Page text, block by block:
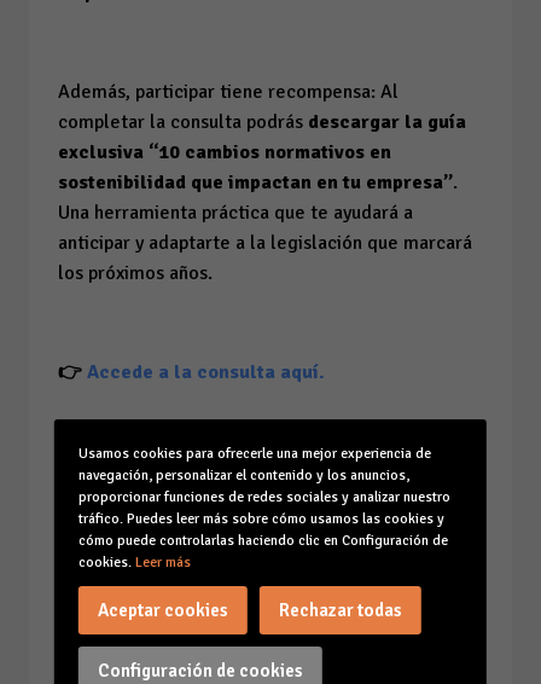
Además, participar tiene recompensa: Al
completar la consulta podrás descargar la guía
exclusiva “10 cambios normativos en
sostenibilidad que impactan en tu empresa”.
Una herramienta práctica que te ayudará a
anticipar y adaptarte a la legislación que marcará
los próximos años.
👉 Accede a la consulta aquí.
Agradeceremos tu colaboración, respondiendo
a esta encuesta y compartiéndola con tus
empresas asociadaspara contribuir al mapeo de
sostenibilidad empresarial más importante del
país.
Usamos cookies para ofrecerle una mejor experiencia de
navegación, personalizar el contenido y los anuncios,
proporcionar funciones de redes sociales y analizar nuestro
tráfico. Puedes leer más sobre cómo usamos las cookies y
cómo puede controlarlas haciendo clic en Configuración de
cookies. Leer más
Configuración de cookies
Aceptar cookies Rechazar todas